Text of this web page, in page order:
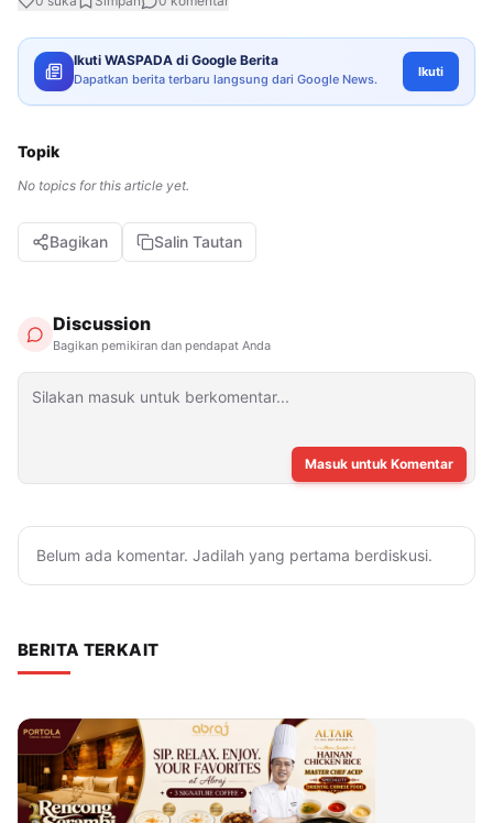
Ikuti WASPADA di Google Berita
Dapatkan berita terbaru langsung dari Google News. Ikuti
Topik
No topics for this article yet.
Bagikan Salin Tautan
Discussion
Bagikan pemikiran dan pendapat Anda
Masuk untuk Komentar
Belum ada komentar. Jadilah yang pertama berdiskusi.
BERITA TERKAIT